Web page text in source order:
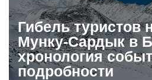
Гибель туристов
Мунку-Сардык в
хронология
подробности